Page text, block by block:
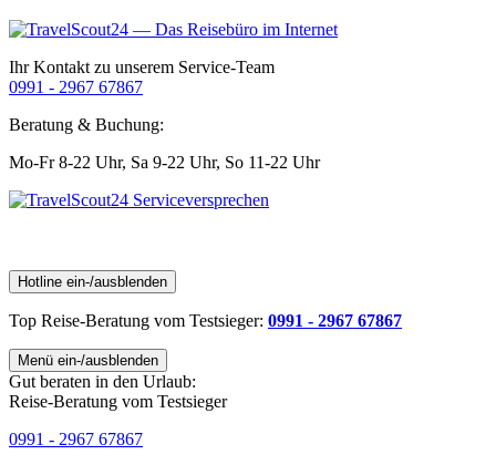
Ihr Kontakt zu unserem Service-Team
0991 - 2967 67867
Beratung & Buchung:
Mo-Fr 8-22 Uhr, Sa 9-22 Uhr, So 11-22 Uhr
Hotline ein-/ausblenden
Top Reise-Beratung vom Testsieger: 0991 - 2967 67867
Menü ein-/ausblenden
Gut beraten in den Urlaub:
Reise-Beratung vom Testsieger
0991 - 2967 67867